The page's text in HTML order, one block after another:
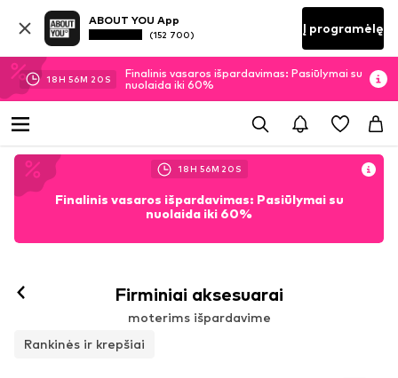
ABOUT YOU App
(152 700) Į programėlę
18H 56M 18 S
Finalinis vasaros išpardavimas: Pasiūlymai su
nuolaida iki 60%
18H 56M 18 S
Finalinis vasaros išpardavimas: Pasiūlymai su
nuolaida iki 60%
Firminiai aksesuarai
moterims išpardavime
Rankinės ir krepšiai